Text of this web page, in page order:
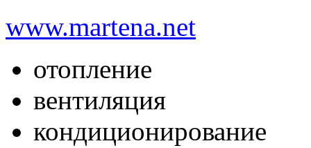
www.martena.net
отопление
вентиляция
кондиционирование